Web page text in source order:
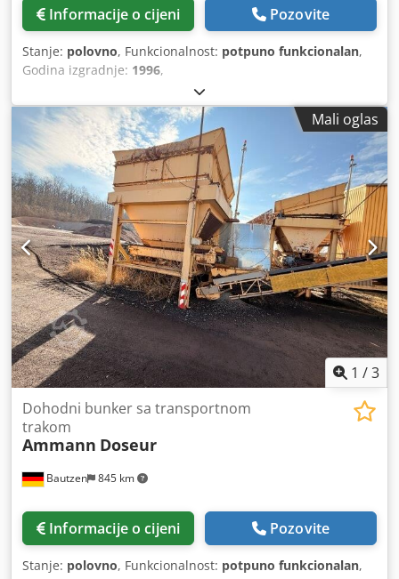
Informacije o cijeni Pozovite
Stanje: polovno, Funkcionalnost: potpuno funkcionalan,
Godina izgradnje: 1996,
Mali oglas
1 /3
Bautzen 845 km
Dohodni bunker sa transportnom
trakom
Ammann Doseur
Informacije o cijeni Pozovite
Stanje: polovno, Funkcionalnost: potpuno funkcionalan,